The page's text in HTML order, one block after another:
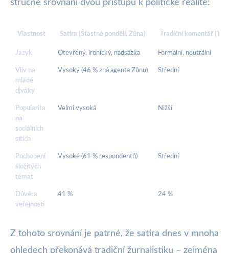
stručné srovnání dvou přístupů k politické realitě:
Vlastnost Satira (Šťastné pondělí, Zůna) Tradiční komentář (TV,
Jazyk Otevřený, ironický, nadsázka Formální, neutrální
Vliv na
mladé
diváky
Vysoký (46 % zná agenta Zůnu) Střední
Popularita
na
sociálních
sítích
Velmi vysoká Nižší
Pochopení
složitých
témat
Vysoké (61 % respondentů) Střední
Důvěra
veřejnosti
41 % 24 %
Z tohoto srovnání je patrné, že satira dnes v mnoha
ohledech překonává tradiční žurnalistiku – zejména